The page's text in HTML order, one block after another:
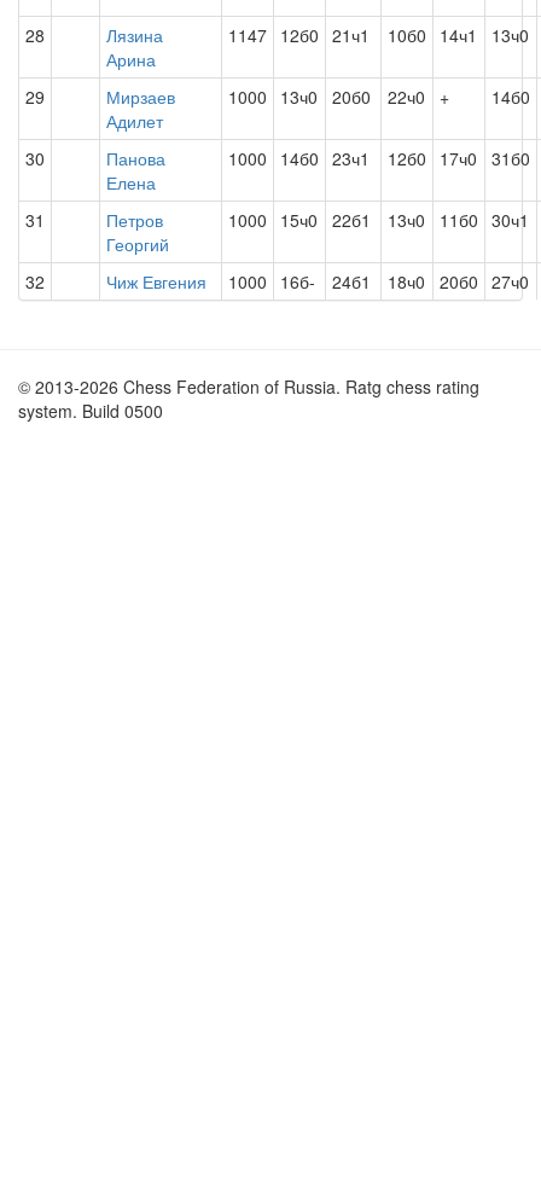
28
Лязина
Арина
1147 12б0 21ч1 10б0 14ч1 13ч0
29
Мирзаев
Адилет
1000 13ч0 20б0 22ч0 + 14б0
30
Панова
Елена
1000 14б0 23ч1 12б0 17ч0 31б0
31
Петров
Георгий
1000 15ч0 22б1 13ч0 11б0 30ч1
32 Чиж Евгения 1000 16б- 24б1 18ч0 20б0 27ч0
© 2013-2026 Chess Federation of Russia. Ratg chess rating
system. Build 0500